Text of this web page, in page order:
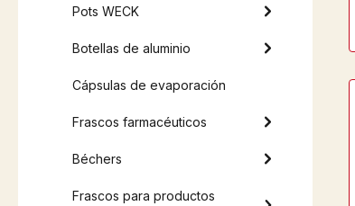
Pots WECK
Botellas de aluminio
Cápsulas de evaporación
Frascos farmacéuticos
Béchers
Frascos para productos